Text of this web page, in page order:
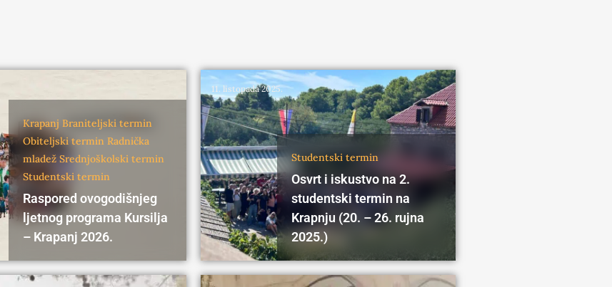
Krapanj Braniteljski termin
Obiteljski termin Radnička
mladež Srednjoškolski termin
Studentski termin
Raspored ovogodišnjeg
ljetnog programa Kursilja
– Krapanj 2026.
11. listopada 2025.
Studentski termin
Osvrt i iskustvo na 2.
studentski termin na
Krapnju (20. – 26. rujna
2025.)